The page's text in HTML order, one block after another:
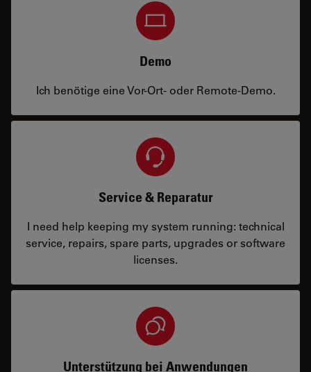
Demo
Ich benötige eine Vor-Ort- oder Remote-Demo.
Service & Reparatur
I need help keeping my system running: technical
service, repairs, spare parts, upgrades or software
licenses.
Unterstützung bei Anwendungen